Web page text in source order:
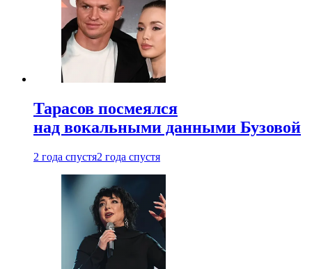
Тарасов посмеялся
над вокальными данными Бузовой
2 года спустя2 года спустя